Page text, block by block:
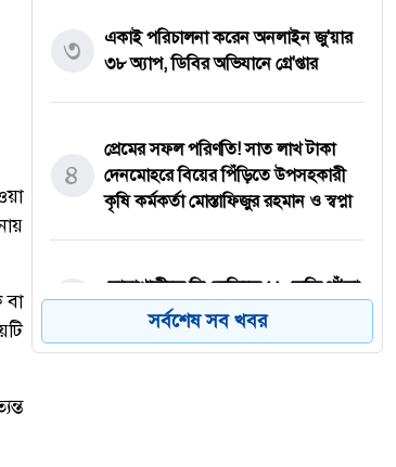
৩
একাই পরিচালনা করেন অনলাইন জু'য়ার
৩৮ অ্যাপ, ডিবির অভিযানে গ্রে'প্তার
৪
প্রেমের সফল পরিণতি! সাত লাখ টাকা
দেনমোহরে বিয়ের পিঁড়িতে উপসহকারী
কৃষি কর্মকর্তা মোস্তাফিজুর রহমান ও স্বপ্না
৫
নোয়াখালীতে সিএনজিতে ১১ কেজি গাঁ'জা,
গ্রে'প্তার ১সর্বশেষ সব খবর